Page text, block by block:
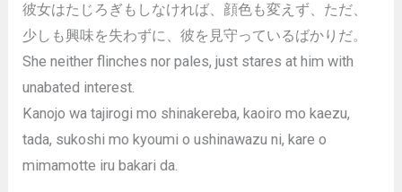
彼女はたじろぎもしなければ、顔色も変えず、ただ、
少しも興味を失わずに、彼を見守っているばかりだ。
She neither flinches nor pales, just stares at him with
unabated interest.
Kanojo wa tajirogi mo shinakereba, kaoiro mo kaezu,
tada, sukoshi mo kyoumi o ushinawazu ni, kare o
mimamotte iru bakari da.